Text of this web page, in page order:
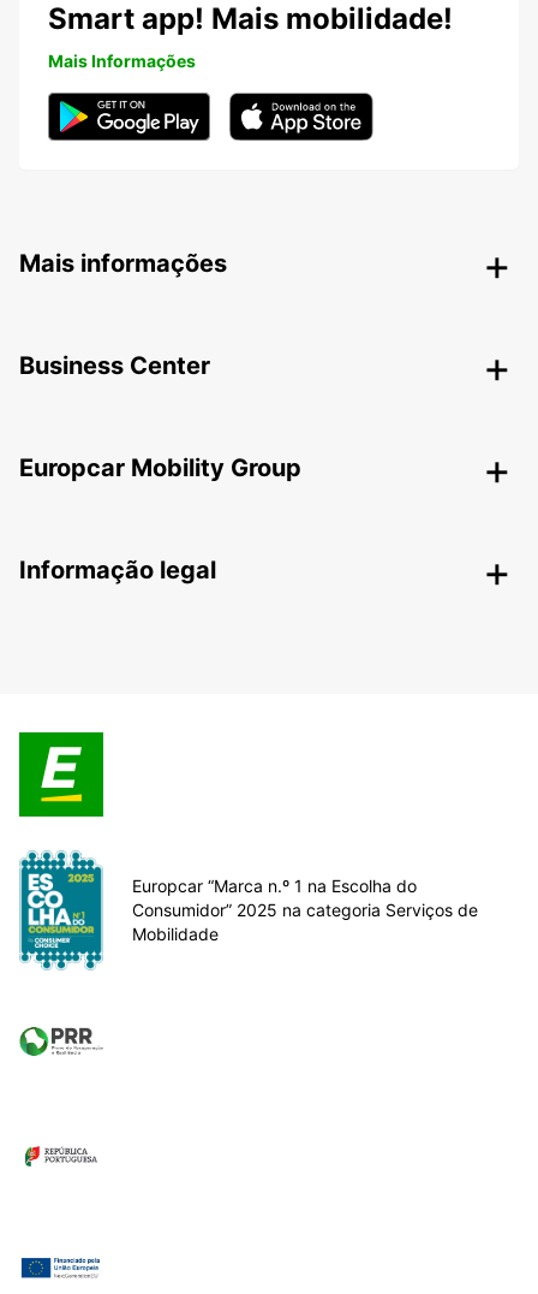
Smart app! Mais mobilidade!
Mais Informações
Mais informações
Business Center
Europcar Mobility Group
Informação legal
Europcar “Marca n.º 1 na Escolha do
Consumidor” 2025 na categoria Serviços de
Mobilidade